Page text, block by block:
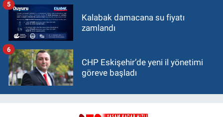
Kalabak damacana su fiyatı
zamlandı
5
CHP Eskişehir’de yeni il yönetimi
göreve başladı
6